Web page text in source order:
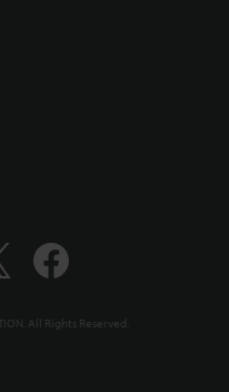
All Rights Reserved.